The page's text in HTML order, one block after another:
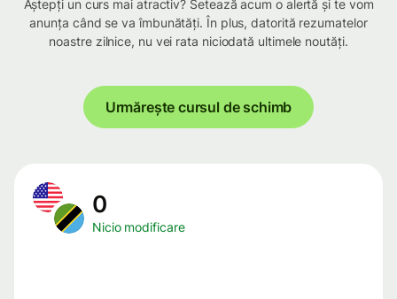
Aștepți un curs mai atractiv? Setează acum o alertă și te vom
anunța când se va îmbunătăți. În plus, datorită rezumatelor
noastre zilnice, nu vei rata niciodată ultimele noutăți.
Urmărește cursul de schimb
0
Nicio modificare